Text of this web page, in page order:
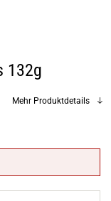
132g
Mehr Produktdetails